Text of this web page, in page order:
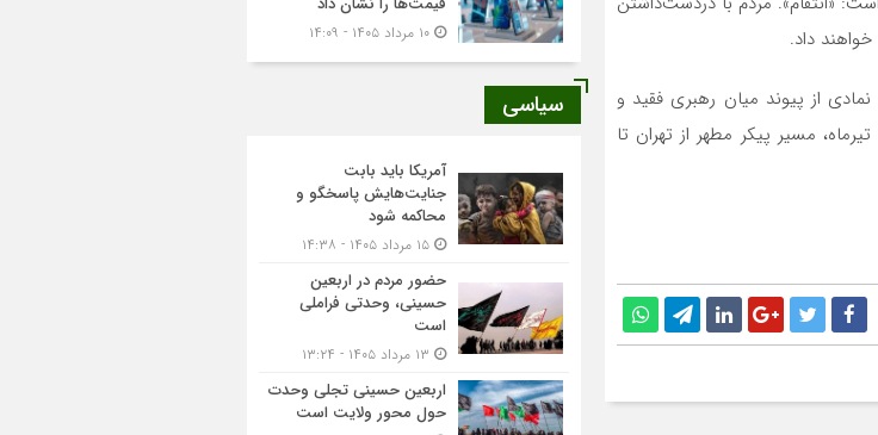
داد.
از پیوند میان رهبری فقید و
رهبری حاضر و عهد مستدام میان ملت و پیشوای خود است. از امروز تا پنج‌شنبه ۱۸ تیرماه، مسیر پیکر مطهر از تهران تا
سیاسی
آمریکا باید بابت
جنایت‌هایش پاسخگو و
محاکمه شود
حضور مردم در اربعین
حسینی، وحدتی فراملی
است
اربعین حسینی تجلی وحدت
حول محور ولایت است